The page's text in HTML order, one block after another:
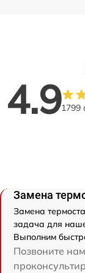
4.91799
Замена
Замена
задача для
Выполним
Позвоните